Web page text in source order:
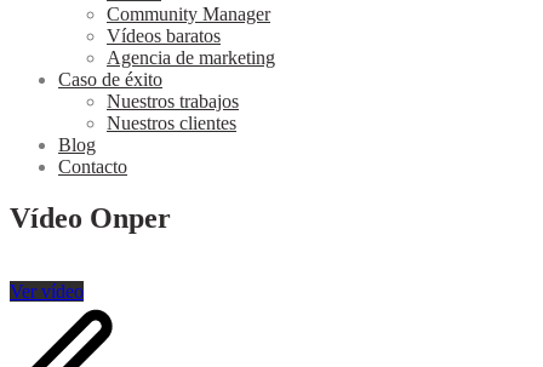
Community Manager
Vídeos baratos
Agencia de marketing
Caso de éxito
Nuestros trabajos
Nuestros clientes
Blog
Contacto
Vídeo Onper
Ver vídeo